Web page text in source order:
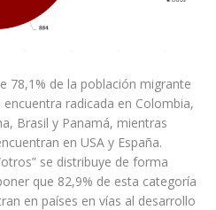
78,1% de la población migrante
radicada en Colombia,
Brasil y Panamá, mientras
en USA y España.
se distribuye de forma
que 82,9% de esta categoría
en países en vías al desarrollo